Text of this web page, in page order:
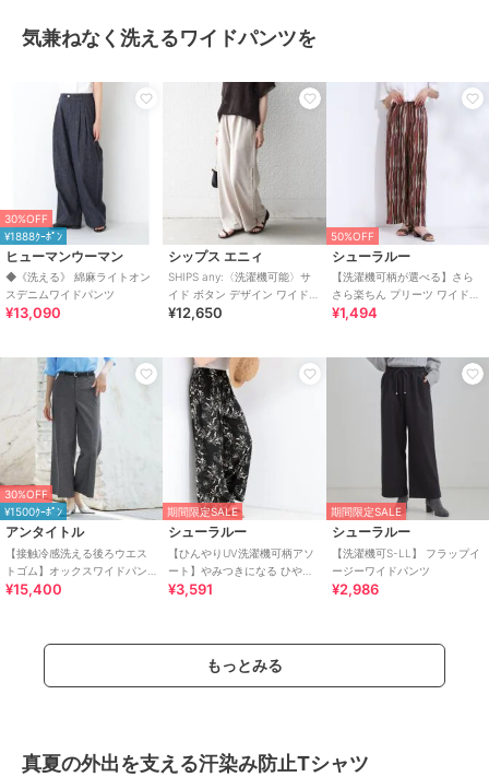
気兼ねなく洗えるワイドパンツを
30%OFF
¥1888ｸｰﾎﾟﾝ
ヒューマンウーマン
◆《洗える》 綿麻ライトオン
スデニムワイドパンツ
¥13,090
シップス エニィ
SHIPS any:〈洗濯機可能〉サ
イド ボタン デザイン ワイド
イージー パンツ
¥12,650
50%OFF
シューラルー
【洗濯機可柄が選べる】さら
さら楽ちん プリーツ ワイドパ
ンツ
¥1,494
30%OFF
¥1500ｸｰﾎﾟﾝ
アンタイトル
【接触冷感洗える後ろウエス
トゴム】オックスワイドパン
ツ
¥15,400
期間限定SALE
シューラルー
【ひんやりUV洗濯機可柄アソ
ート】やみつきになる ひやと
ろイージーワイドパンツ
¥3,591
期間限定SALE
シューラルー
【洗濯機可S-LL】 フラップイ
ージーワイドパンツ
¥2,986
もっとみる
真夏の外出を支える汗染み防止Tシャツ